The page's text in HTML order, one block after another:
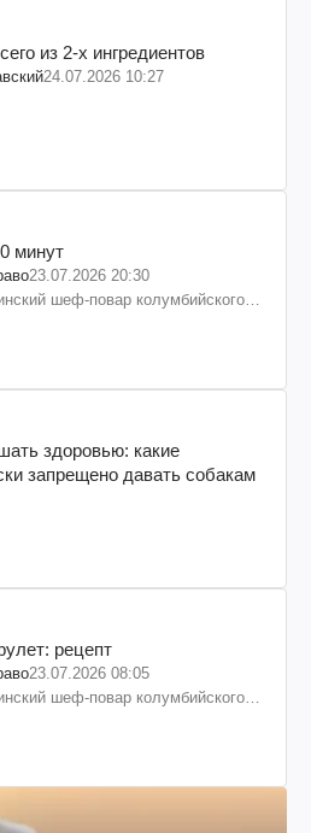
из 2-х ингредиентов
24.07.2026 10:27
минут
23.07.2026 20:30
шеф-повар колумбийского
здоровью: какие
запрещено давать собакам
рецепт
23.07.2026 08:05
шеф-повар колумбийского